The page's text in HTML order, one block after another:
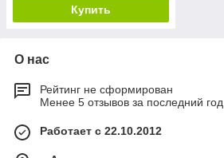
Купить
О нас
Рейтинг не сформирован
Менее 5 отзывов за последний год
Работает с 22.10.2012